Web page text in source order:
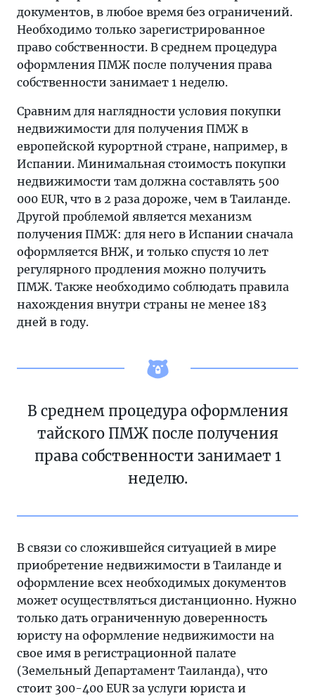
документов, в любое время без ограничений.
Необходимо только зарегистрированное
право собственности. В среднем процедура
оформления ПМЖ после получения права
собственности занимает 1 неделю.
Сравним для наглядности условия покупки
недвижимости для получения ПМЖ в
европейской курортной стране, например, в
Испании. Минимальная стоимость покупки
недвижимости там должна составлять 500
000 EUR, что в 2 раза дороже, чем в Таиланде.
Другой проблемой является механизм
получения ПМЖ: для него в Испании сначала
оформляется ВНЖ, и только спустя 10 лет
регулярного продления можно получить
ПМЖ. Также необходимо соблюдать правила
нахождения внутри страны не менее 183
дней в году.
В среднем процедура оформления
тайского ПМЖ после получения
права собственности занимает 1
неделю.
В связи со сложившейся ситуацией в мире
приобретение недвижимости в Таиланде и
оформление всех необходимых документов
может осуществляться дистанционно. Нужно
только дать ограниченную доверенность
юристу на оформление недвижимости на
свое имя в регистрационной палате
(Земельный Департамент Таиланда), что
стоит 300-400 EUR за услуги юриста и